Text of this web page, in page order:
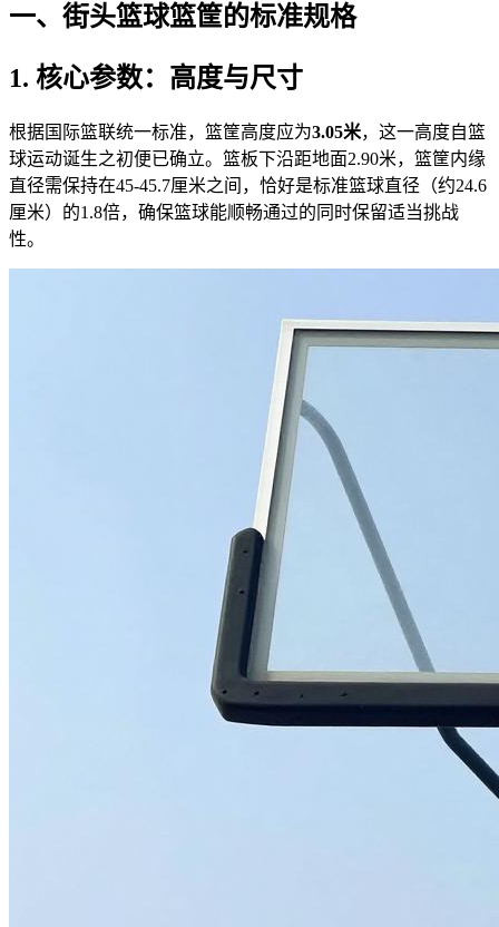
一、街头篮球篮筐的标准规格
1. 核心参数：高度与尺寸
根据国际篮联统一标准，篮筐高度应为3.05米，这一高度自篮
球运动诞生之初便已确立。篮板下沿距地面2.90米，篮筐内缘
直径需保持在45-45.7厘米之间，恰好是标准篮球直径（约24.6
厘米）的1.8倍，确保篮球能顺畅通过的同时保留适当挑战
性。